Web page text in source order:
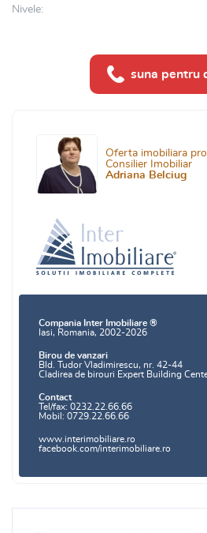
Nivele:
suna pentru
Oferta imobiliara
Consilier Imobiliar
Adriana Belciug
Compania Inter Imobiliare ®
Iasi, Romania, 2002-2026
Birou de vanzari
Bld. Tudor Vladimirescu, nr. 42-44
Cladirea de birouri Expert Building
Contact
Tel/fax: 0232.22.66.66
Mobil: 0729.22.66.66
www.interimobiliare.ro
facebook.com/interimobiliare.ro